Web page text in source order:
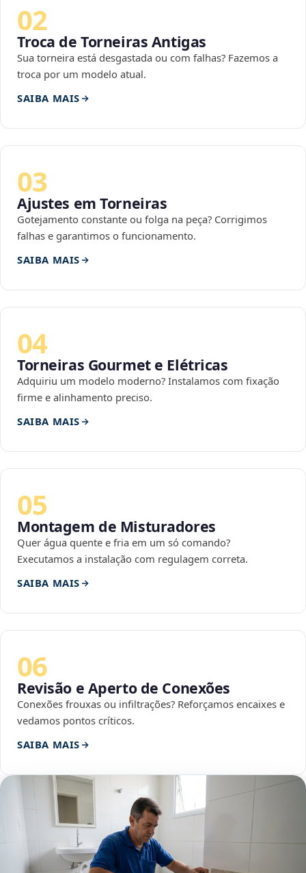
02
Troca de Torneiras Antigas
Sua torneira está desgastada ou com falhas? Fazemos a
troca por um modelo atual.
SAIBA MAIS
03
Ajustes em Torneiras
Gotejamento constante ou folga na peça? Corrigimos
falhas e garantimos o funcionamento.
SAIBA MAIS
04
Torneiras Gourmet e Elétricas
Adquiriu um modelo moderno? Instalamos com fixação
firme e alinhamento preciso.
SAIBA MAIS
05
Montagem de Misturadores
Quer água quente e fria em um só comando?
Executamos a instalação com regulagem correta.
SAIBA MAIS
06
Revisão e Aperto de Conexões
Conexões frouxas ou infiltrações? Reforçamos encaixes e
vedamos pontos críticos.
SAIBA MAIS